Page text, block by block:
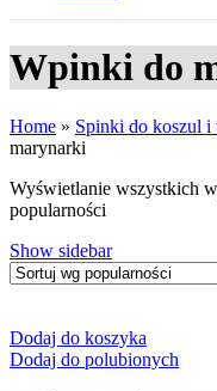
Wpinki do
Home » Spinki do koszul
marynarki
Wyświetlanie wszystkich
popularności
Show sidebar
Dodaj do koszyka
Dodaj do polubionych